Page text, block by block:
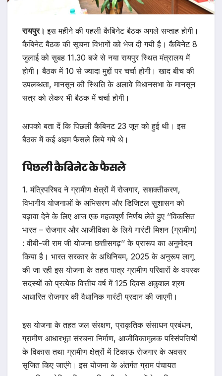
रायपुर।इस महीने की पहली कैबिनेट बैठक अगले सप्ताह होगी।
कैबिनेट बैठक की सूचना विभागों को भेज दी गयी है। कैबिनेट 8
जुलाई को सुबह 11.30 बजे से नया रायपुर स्थित मंत्रालय में
होगी। बैठक में 10 से ज्यादा मुद्दों पर चर्चा होगी। खाद बीच की
उपलब्धता, मानसून की स्थिति के अलावे विधानसभा के मानसून
सत्र को लेकर भी बैठक में चर्चा होगी।
आपको बता दें कि पिछली कैबिनट 23 जून को हुई थी। इस
बैठक में कई अहम फैसले लिये गये थे।
पिछली कैबिनेट के फैसले
1. मंत्रिपरिषद ने ग्रामीण क्षेत्रों में रोजगार, सशक्तीकरण,
विभागीय योजनाओं के अभिसरण और डिजिटल सुशासन को
बढ़ावा देने के लिए आज एक महत्वपूर्ण निर्णय लेते हुए ’’विकसित
भारत – रोजगार और आजीविका के लिये गारंटी मिशन (ग्रामीण)
: वीबी-जी राम जी योजना छत्तीसगढ़’’ के प्रारूप का अनुमोदन
किया है। भारत सरकार के अधिनियम, 2025 के अनुरूप लागू
की जा रही इस योजना के तहत पात्र ग्रामीण परिवारों के वयस्क
सदस्यों को प्रत्येक वित्तीय वर्ष में 125 दिवस अकुशल श्रम
आधारित रोजगार की वैधानिक गारंटी प्रदान की जाएगी।
इस योजना के तहत जल संरक्षण, प्राकृतिक संसाधन प्रबंधन,
ग्रामीण आधारभूत संरचना निर्माण, आजीविकामूलक परिसंपत्तियों
के विकास तथा ग्रामीण क्षेत्रों में टिकाऊ रोजगार के अवसर
सृजित किए जाएंगे। इस योजना के अंतर्गत ग्राम पंचायत